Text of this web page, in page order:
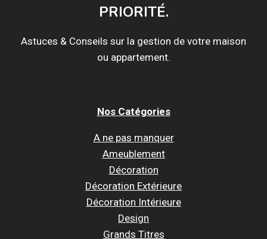
PRIORITÉ.
Astuces & Conseils sur la gestion de votre maison
ou appartement.
Nos Catégories
A ne pas manquer
Ameublement
Décoration
Décoration Extérieure
Décoration Intérieure
Design
Grands Titres